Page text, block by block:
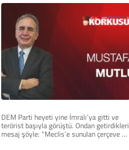
DEM Parti heyeti yine İmralı’ya gitti ve
terörist başıyla görüştü. Ondan getirdikleri
mesaj şöyle: “Meclis’e sunulan çerçeve
yasa...